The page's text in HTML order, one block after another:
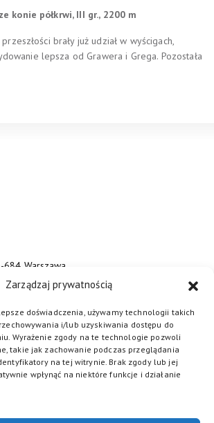
Zarządzaj prywatnością
doświadczenia, używamy technologii takich
i/lub uzyskiwania dostępu do
Wyrażenie zgody na te technologie pozwoli
takie jak zachowanie podczas przeglądania
na tej witrynie. Brak zgody lub jej
wpłynąć na niektóre funkcje i działanie
konie półkrwi, III gr., 2200 m
brały już udział w wyścigach,
lepsza od Grawera i Grega. Pozostała
684 Warszawa